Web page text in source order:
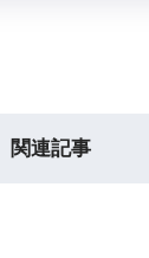
関連記事